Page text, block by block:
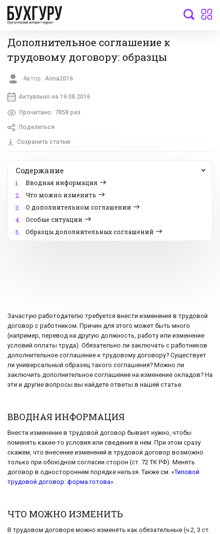
бухгалтерский интернет-журнал
Дополнительное соглашение к
трудовому договору: образцы
Автор: Anna2016
Актуально на 19.08.2016
Прочитано: 7858 раз
Поделиться
Сохранить статью
Содержание
1.
Вводная информация
2.
Что можно изменить
3.
О дополнительном соглашении
4.
Особые ситуации
5.
Образцы дополнительных соглашений
Зачастую работодателю требуется внести изменения в трудовой
договор с работником. Причин для этого может быть много
(например, перевод на другую должность, работу или изменение
условий оплаты труда). Обязательно ли заключать с работников
дополнительное соглашение к трудовому договору? Существует
ли универсальный образец такого соглашения? Можно ли
заключить дополнительное соглашение на изменение окладов? На
эти и другие вопросы вы найдете ответы в нашей статье.
ВВОДНАЯ ИНФОРМАЦИЯ
Внести изменение в трудовой договор бывает нужно, чтобы
поменять какие-то условия или сведения в нем. При этом сразу
скажем, что внесение изменений в трудовой договор возможно
только при обоюдном согласии сторон (ст. 72 ТК РФ). Менять
договор в одностороннем порядке нельзя. Также см. «Типовой
трудовой договор: форма готова».
ЧТО МОЖНО ИЗМЕНИТЬ
В трудовом договоре можно изменять как обязательные (ч.2, 3 ст.